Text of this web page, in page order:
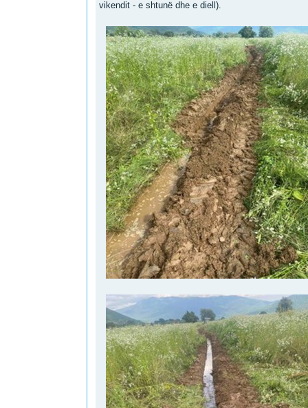
vikendit - e shtunë dhe e diell).